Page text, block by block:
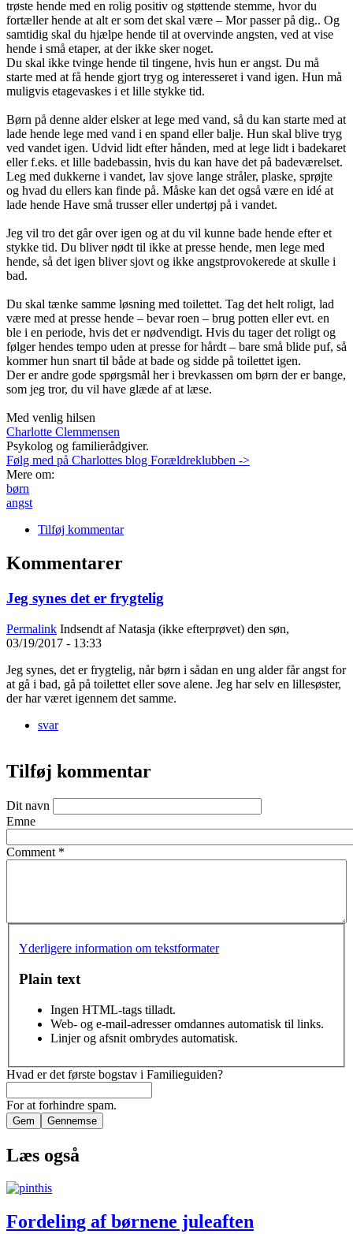
trøste hende med en rolig positiv og støttende stemme, hvor du
fortæller hende at alt er som det skal være – Mor passer på dig.. Og
samtidig skal du hjælpe hende til at overvinde angsten, ved at vise
hende i små etaper, at der ikke sker noget.
Du skal ikke tvinge hende til tingene, hvis hun er angst. Du må
starte med at få hende gjort tryg og interesseret i vand igen. Hun må
muligvis etagevaskes i et lille stykke tid.
Børn på denne alder elsker at lege med vand, så du kan starte med at
lade hende lege med vand i en spand eller balje. Hun skal blive tryg
ved vandet igen. Udvid lidt efter hånden, med at lege lidt i badekaret
eller f.eks. et lille badebassin, hvis du kan have det på badeværelset.
Leg med dukkerne i vandet, lav sjove lange stråler, plaske, sprøjte
og hvad du ellers kan finde på. Måske kan det også være en idé at
lade hende Have små trusser eller undertøj på i vandet.
Jeg vil tro det går over igen og at du vil kunne bade hende efter et
stykke tid. Du bliver nødt til ikke at presse hende, men lege med
hende, så det igen bliver sjovt og ikke angstprovokerede at skulle i
bad.
Du skal tænke samme løsning med toilettet. Tag det helt roligt, lad
være med at presse hende – bevar roen – brug potten eller evt. en
ble i en periode, hvis det er nødvendigt. Hvis du tager det roligt og
følger hendes tempo uden at presse for hårdt – bare små blide puf, så
kommer hun snart til både at bade og sidde på toilettet igen.
Der er andre gode spørgsmål her i brevkassen om børn der er bange,
som jeg tror, du vil have glæde af at læse.
Med venlig hilsen
Charlotte Clemmensen
Psykolog og familierådgiver.
Følg med på Charlottes blog Forældreklubben ->
Mere om:
børn
angst
Tilføj kommentar
Kommentarer
Jeg synes det er frygtelig
Permalink Indsendt afNatasja (ikke efterprøvet) den søn,
03/19/2017 - 13:33
Jeg synes, det er frygtelig, når børn i sådan en ung alder får angst for
at gå i bad, gå på toilettet eller sove alene. Jeg har selv en lillesøster,
der har været igennem det samme.
svar
Tilføj kommentar
Dit navn
Emne
Comment *
Yderligere information om tekstformater
Plain text
Ingen HTML-tags tilladt.
Web- og e-mail-adresser omdannes automatisk til links.
Linjer og afsnit ombrydes automatisk.
Hvad er det første bogstav i Familieguiden?
For at forhindre spam.
Læs også
Fordeling af børnene juleaften